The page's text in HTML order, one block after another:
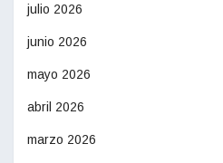
julio 2026
junio 2026
mayo 2026
abril 2026
marzo 2026